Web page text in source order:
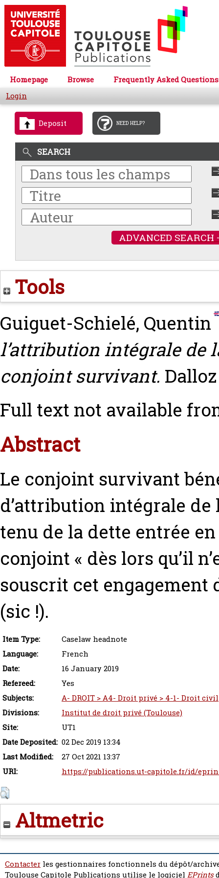
Homepage Browse
Frequently Asked Questions
Login
Deposit NEED HELP?
SEARCH
ADVANCED SEARCH
Tools
Guiguet-Schielé, Quentin
l’attribution intégrale de
conjoint survivant.
Full text not available
Abstract
Le conjoint survivant
d’attribution intégrale
tenu de la dette entrée
conjoint « dès lors qu’il
souscrit cet engagement
(sic !).
Item Type:
Caselaw headnote
Language:
French
Date:
16 January 2019
Refereed:
Yes
Subjects:
A- DROIT > A4- Droit privé > 4-1- Droit civil
Divisions:
Institut de droit privé (Toulouse)
Site:
UT1
Date Deposited: 02 Dec 2019 13:34
Last Modified:
27 Oct 2021 13:37
URI:
https://publications.ut-capitole.fr/id/
Altmetric
Contacter les gestionnaires fonctionnels du dépôt/
Toulouse Capitole Publications utilise le logiciel EPrints